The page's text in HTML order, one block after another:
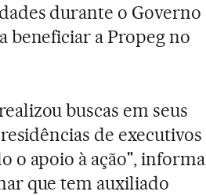
durante o Governo
beneficiar a Propeg no
buscas em seus
de executivos
o apoio à ação", informa
que tem auxiliado